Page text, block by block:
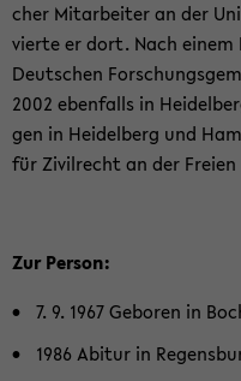
cher Mit­ar­bei­ter an der
vier­te er dort. Nach
Deut­schen
2002 eben­falls in
gen in Hei­del­berg und
für Zi­vil­recht an der
Zur Per­son:
7. 9. 1967 Ge­bo­ren in
1986 Ab­itur in